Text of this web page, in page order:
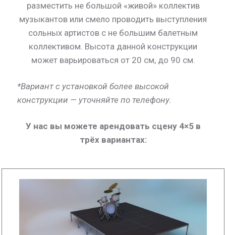
разместить не большой «живой» коллектив
музыкантов или смело проводить выступления
сольных артистов с не большим балетным
коллективом. Высота данной конструкции
может варьироваться от 20 см, до 90 см.
*Вариант с установкой более высокой
конструкции — уточняйте по телефону.
У нас вы можете арендовать сцену 4×5 в
трёх вариантах: